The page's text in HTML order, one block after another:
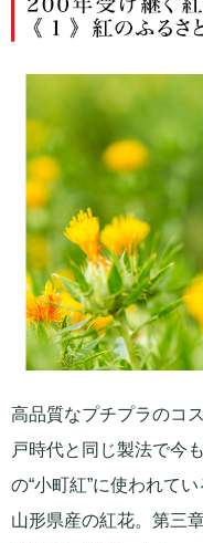
高品質なプチプラのコ
戸時代と同じ製法で今
の“小町紅”に使われて
山形県産の紅花。第三